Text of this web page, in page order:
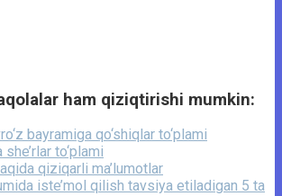
ham qiziqtirishi mumkin:
bayramiga qo‘shiqlar to‘plami
to‘plami
qiziqarli ma’lumotlar
iste’mol qilish tavsiya etiladigan 5 ta